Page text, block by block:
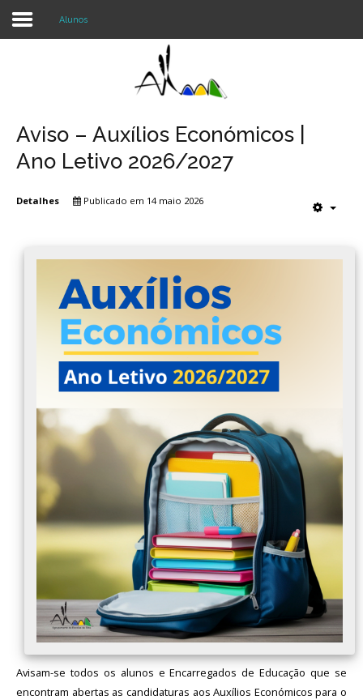
Projetos
Contactos
Avaliação
Alunos
Aviso – Auxílios Económicos |
Ano Letivo 2026/2027
Detalhes Publicado em 14 maio 2026
Avisam-se todos os alunos e Encarregados de Educação que se
encontram abertas as candidaturas aos Auxílios Económicos para o